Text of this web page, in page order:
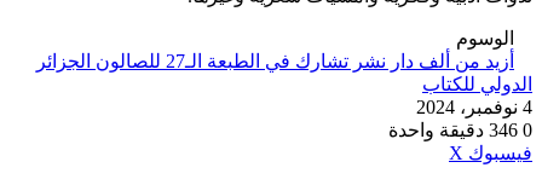
الوسوم
أزيد من ألف دار نشر تشارك في الطبعة الـ27 للصالون الجزائر
الدولي للكتاب
4 نوفمبر، 2024
0
دقيقة واحدة
فيسبوك ‫X